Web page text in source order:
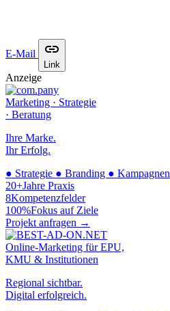
E-Mail
Link
Anzeige
Marketing · Strategie
· Beratung
Ihre Marke.
Ihr Erfolg.
● Strategie ● Branding ● Kampagnen
20+Jahre Praxis
8Kompetenzfelder
100%Fokus auf Ziele
Projekt anfragen →
Online-Marketing für EPU,
KMU & Institutionen
Regional sichtbar.
Digital erfolgreich.